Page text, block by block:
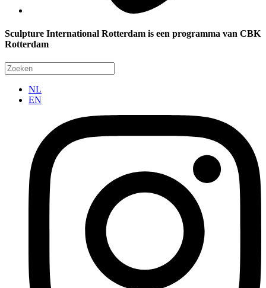
Sculpture International Rotterdam is een programma van CBK
Rotterdam
NL
EN